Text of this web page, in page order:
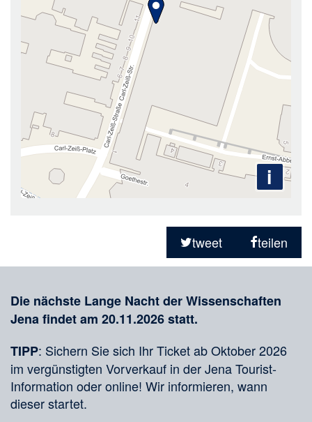
i
tweet
teilen
Die nächste Lange Nacht der Wissenschaften
Jena findet am 20.11.2026 statt.
TIPP: Sichern Sie sich Ihr Ticket ab Oktober 2026
im vergünstigten Vorverkauf in der Jena Tourist-
Information oder online! Wir informieren, wann
dieser startet.